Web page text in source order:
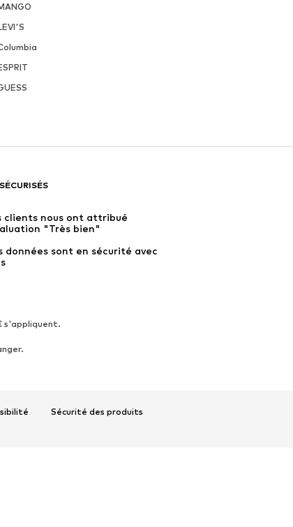
clients nous ont attribué
"Très bien"
s'appliquent.
Sécurité des produits